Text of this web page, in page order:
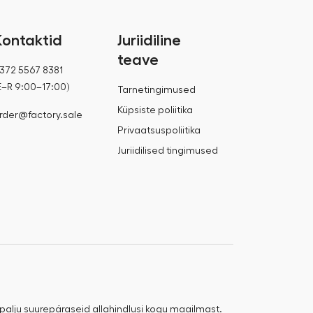
5567 8381
9:00–17:00)
Juriidiline
teave
Tarnetingimused
Küpsiste poliitika
Privaatsuspoliitika
Juriidilised tingimused
suurepäraseid allahindlusi kogu maailmast.